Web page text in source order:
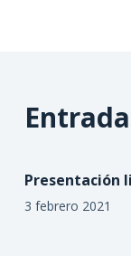
Presentación
3 febrero 2021